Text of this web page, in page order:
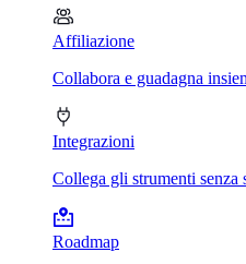
Affiliazione
Collabora e guadagna
Integrazioni
Collega gli strumenti senza
Roadmap